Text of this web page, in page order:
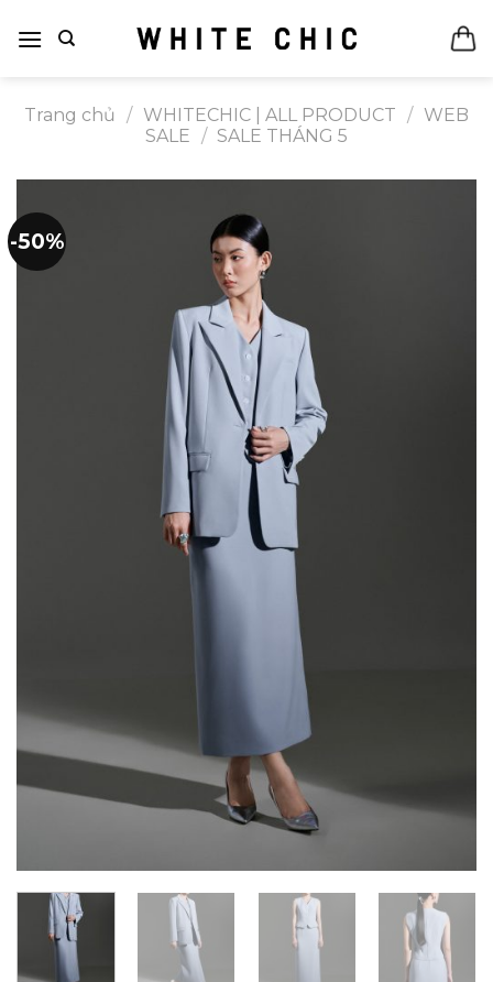
qua
Trang chủ
/ WHITECHIC | ALL PRODUCT / WEB
SALE / SALE THÁNG 5
-50%